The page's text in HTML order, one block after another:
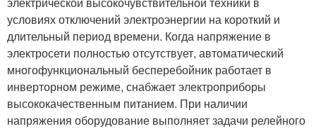
условиях отключений электроэнергии на короткий и
длительный период времени. Когда напряжение в
электросети полностью отсутствует, автоматический
многофункциональный бесперебойник работает в
инверторном режиме, снабжает электроприборы
высококачественным питанием. При наличии
напряжения оборудование выполняет задачи релейного